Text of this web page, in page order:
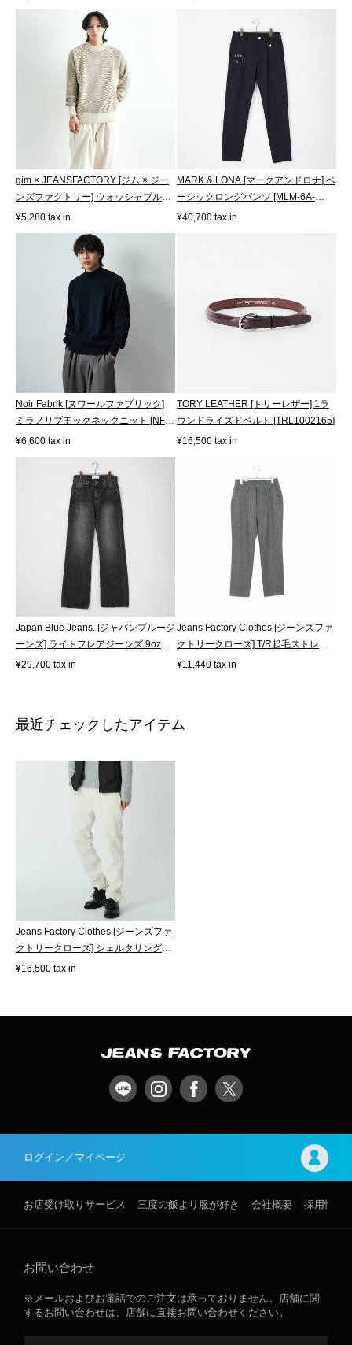
gim × JEANSFACTORY [ジム × ジー
ンズファクトリー] ウォッシャブルポ
ッ...
¥5,280 tax in
MARK & LONA [マークアンドロナ] ベ
ーシックロングパンツ [MLM-6A-
AT01]
¥40,700 tax in
Noir Fabrik [ヌワールファブリック]
ミラノリブモックネックニット [NF-
25...
¥6,600 tax in
TORY LEATHER [トリーレザー] 1ラ
ウンドライズドベルト [TRL1002165]
¥16,500 tax in
Japan Blue Jeans. [ジャパンブルージ
ーンズ] ライトフレアジーンズ 9oz
ウ...
¥29,700 tax in
Jeans Factory Clothes [ジーンズファ
クトリークローズ] T/R起毛ストレッ
チ...
¥11,440 tax in
最近チェックしたアイテム
Jeans Factory Clothes [ジーンズファ
クトリークローズ] シェルタリング
ド...
¥16,500 tax in
ログイン／マイページ
お店受け取りサービス 三度の飯より服が好き 会社概要 採用情報
お問い合わせ
※メールおよびお電話でのご注文は承っておりません。店舗に関
するお問い合わせは、店舗に直接お問い合わせください。